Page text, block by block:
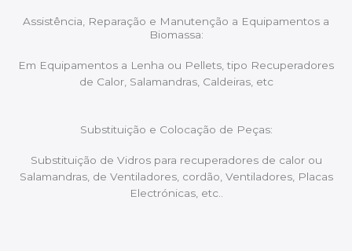
Assistência, Reparação e Manutenção a Equipamentos a
Biomassa:
Em Equipamentos a Lenha ou Pellets, tipo Recuperadores
de Calor, Salamandras, Caldeiras, etc
Substituição e Colocação de Peças:
Substituição de Vidros para recuperadores de calor ou
Salamandras, de Ventiladores, cordão, Ventiladores, Placas
Electrónicas, etc..